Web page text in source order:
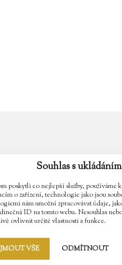
Souhlas s
poskytli co nejlepší služby, používáme
o zařízení, technologie jako jsou
nám umožní zpracovávat údaje,
ID na tomto webu. Nesouhlas
ovlivnit určité vlastnosti a funkce.
VŠE ODMÍTNOUT
Najdete nás na
Sledujte náš